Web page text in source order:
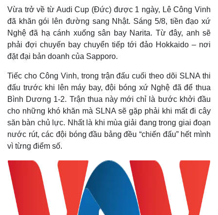
Việc làm
Biển đảo
Vừa trở về từ Audi Cup (Đức) được 1 ngày, Lê Công Vinh
đã khăn gói lên đường sang Nhật. Sáng 5/8, tiền đạo xứ
Nghệ đã hạ cánh xuống sân bay Narita. Từ đây, anh sẽ
phải đợi chuyến bay chuyển tiếp tới đảo Hokkaido – nơi
đặt đại bản doanh của Sapporo.
Tiếc cho Công Vinh, trong trận đấu cuối theo dõi SLNA thi
đấu trước khi lên máy bay, đội bóng xứ Nghệ đã để thua
Bình Dương 1-2. Trận thua này mới chỉ là bước khởi đầu
cho những khó khăn mà SLNA sẽ gặp phải khi mất đi cây
săn bàn chủ lực. Nhất là khi mùa giải đang trong giai đoạn
nước rút, các đội bóng đầu bảng đều “chiến đấu” hết mình
vì từng điểm số.